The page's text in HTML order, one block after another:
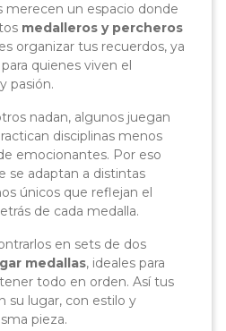
merecen un espacio donde
medalleros y percheros
organizar tus recuerdos, ya
quienes viven el
pasión.
nadan, algunos juegan
disciplinas menos
emocionantes. Por eso
se adaptan a distintas
únicos que reflejan el
de cada medalla.
en sets de dos
medallas, ideales para
todo en orden. Así tus
su lugar, con estilo y
pieza.